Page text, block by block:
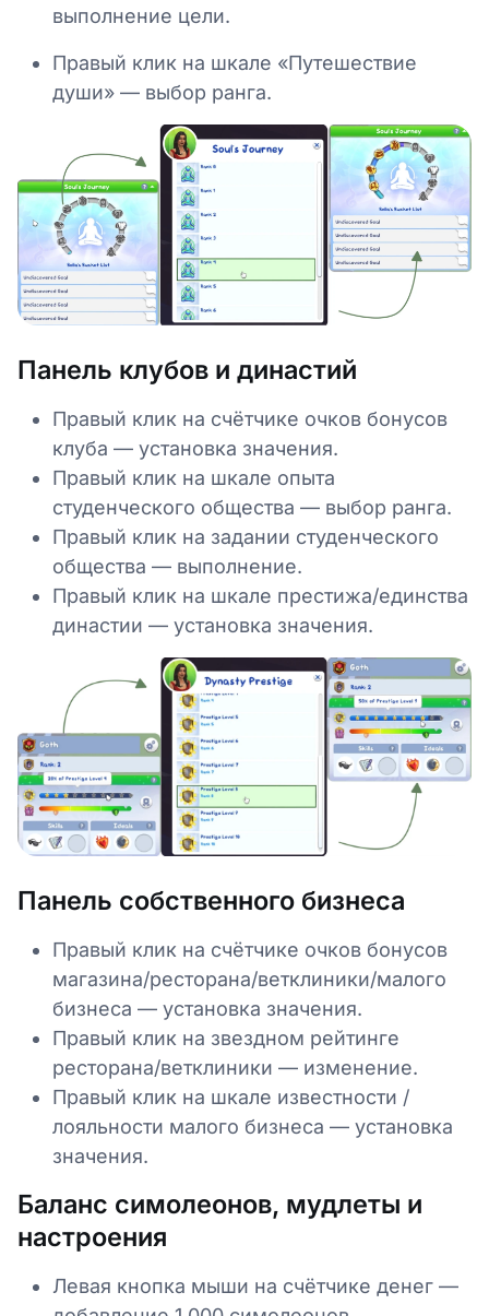
выполнение цели.
Правый клик на шкале «Путешествие
души» — выбор ранга.
Панель клубов и династий
Правый клик на счётчике очков бонусов
клуба — установка значения.
Правый клик на шкале опыта
студенческого общества — выбор ранга.
Правый клик на задании студенческого
общества — выполнение.
Правый клик на шкале престижа/единства
династии — установка значения.
Панель собственного бизнеса
Правый клик на счётчике очков бонусов
магазина/ресторана/ветклиники/малого
бизнеса — установка значения.
Правый клик на звездном рейтинге
ресторана/ветклиники — изменение.
Правый клик на шкале известности /
лояльности малого бизнеса — установка
значения.
Баланс симолеонов, мудлеты и
настроения
Левая кнопка мыши на счётчике денег —